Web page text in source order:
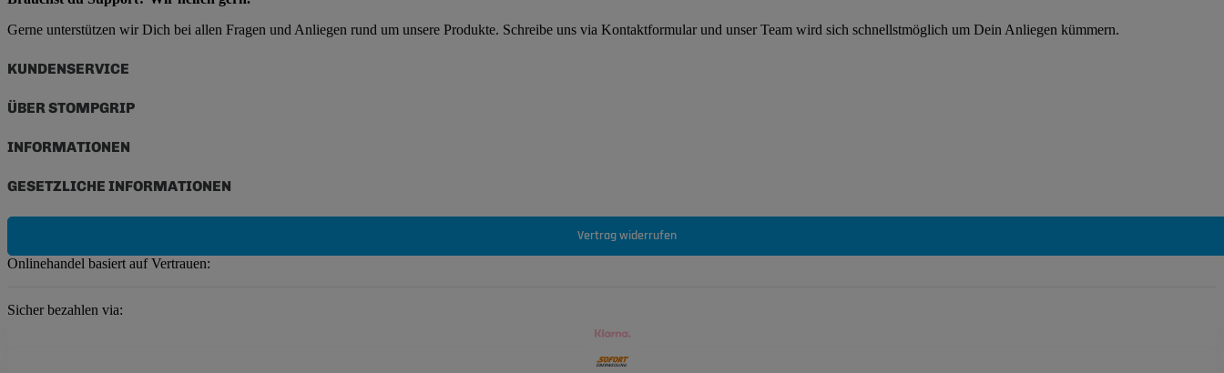
Gerne unterstützen wir Dich bei allen Fragen und Anliegen rund um unsere Produkte. Schreibe uns via Kontaktformular und unser Team wird sich schnellstmöglich um Dein Anliegen kümmern.
KUNDENSERVICE
ÜBER STOMPGRIP
INFORMATIONEN
GESETZLICHE INFORMATIONEN
Vertrag widerrufen
Onlinehandel basiert auf Vertrauen:
Sicher bezahlen via: